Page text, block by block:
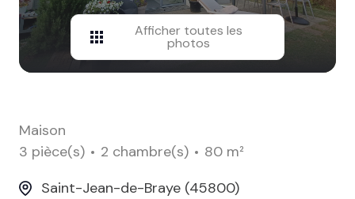
Afficher toutes les
photos
Maison
3 pièce(s)
2 chambre(s)
80 m²
Saint-Jean-de-Braye (45800)